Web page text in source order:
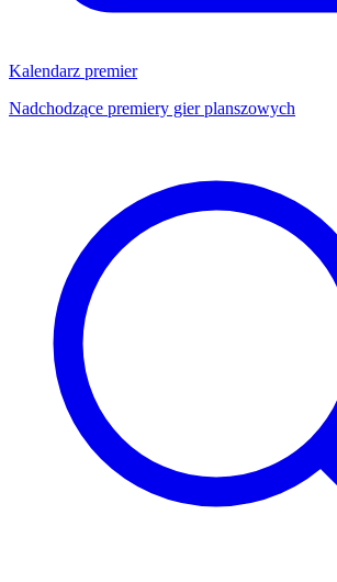
Kalendarz premier
Nadchodzące premiery gier planszowych